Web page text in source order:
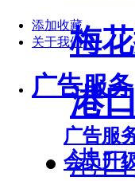
添加收藏
关于我们
广告服务
广告服
会员升
梅
港
港